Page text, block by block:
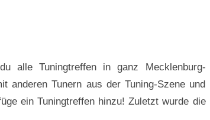
alle Tuningtreffen in ganz Mecklenburg-
anderen Tunern aus der Tuning-Szene und
ein Tuningtreffen hinzu! Zuletzt wurde die